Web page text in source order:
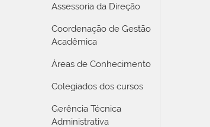
Assessoria da Direção
Coordenação de Gestão
Acadêmica
Áreas de Conhecimento
Colegiados dos cursos
Gerência Técnica
Administrativa